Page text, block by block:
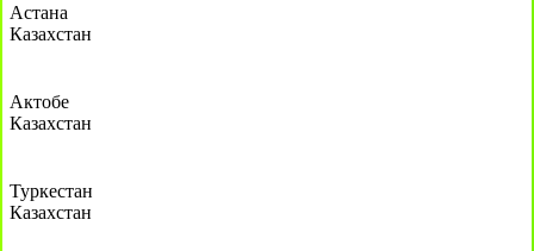
Астана
Казахстан
Актобе
Казахстан
Туркестан
Казахстан